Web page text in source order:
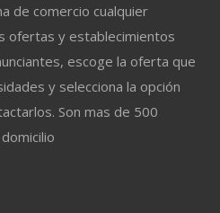
de comercio cualquier
ofertas y establecimientos
escoge la oferta que
y selecciona la opción
Son mas de 500